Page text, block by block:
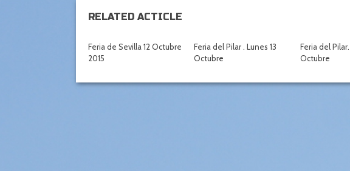
RELATED ACTICLE
Feria de Sevilla 12 Octubre
2015
Feria del Pilar . Lunes 13
Octubre
Feria del
Octubre